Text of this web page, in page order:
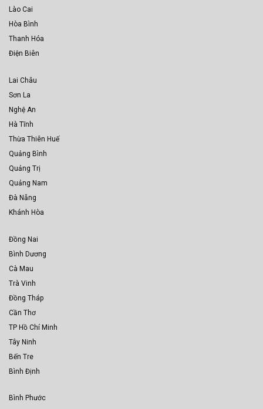
Lào Cai
Hòa Bình
Thanh Hóa
Điện Biên
Lai Châu
Sơn La
Nghệ An
Hà Tĩnh
Thừa Thiên Huế
Quảng Bình
Quảng Trị
Quảng Nam
Đà Nẵng
Khánh Hòa
Đồng Nai
Bình Dương
Cà Mau
Trà Vinh
Đồng Tháp
Cần Thơ
TP Hồ Chí Minh
Tây Ninh
Bến Tre
Bình Định
Bình Phước